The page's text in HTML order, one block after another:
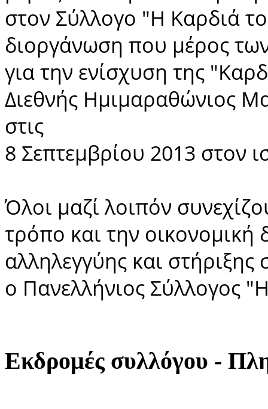
στον Σύλλογο "Η Καρδιά
διοργάνωση που μέρος
για την ενίσχυση της
Διεθνής Ημιμαραθώνιος
στις
8 Σεπτεμβρίου 2013 στον
Όλοι μαζί λοιπόν
τρόπο και την οικονομική
αλληλεγγύης και
ο Πανελλήνιος Σύλλογος
Εκδρομές συλλόγου -